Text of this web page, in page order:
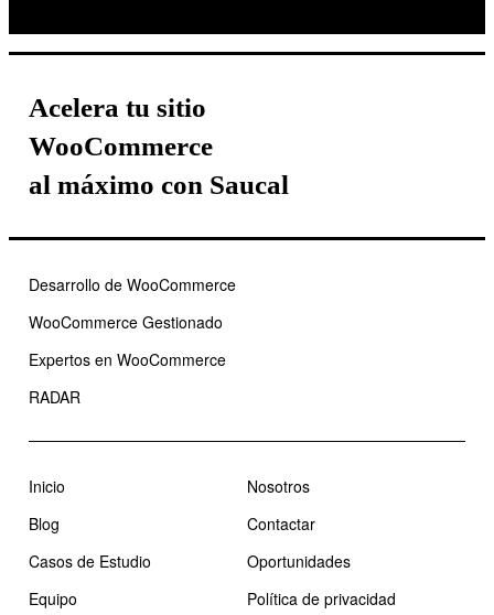
Acelera tu sitio
WooCommerce
al máximo con Saucal
Desarrollo de WooCommerce
WooCommerce Gestionado
Expertos en WooCommerce
RADAR
Inicio
Blog
Casos de Estudio
Equipo
Nosotros
Contactar
Oportunidades
Política de privacidad